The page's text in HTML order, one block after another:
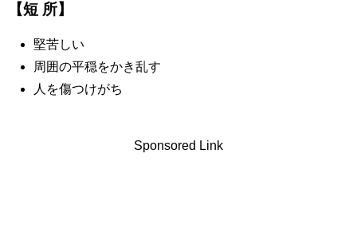
【短 所】
堅苦しい
周囲の平穏をかき乱す
人を傷つけがち
Sponsored Link